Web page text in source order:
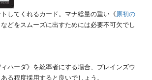
してくれるカード。マナ総量の重い《原初の
どをスムーズに出すためには必要不可欠でし
ィハーダ》を統率者にする場合、プレインズウ
る程度採用すると良いでしょう。